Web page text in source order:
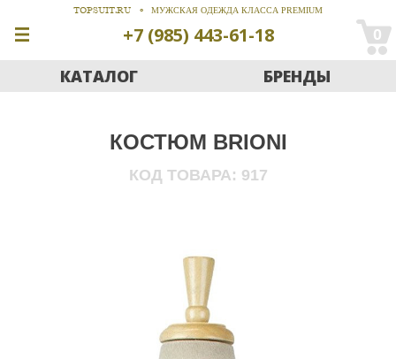
TOPSUIT.RU МУЖСКАЯ ОДЕЖДА КЛАССА PREMIUM
+7 (985) 443-61-18 0
БРЕНДЫ
КАТАЛОГ
КОСТЮМ BRIONI
917